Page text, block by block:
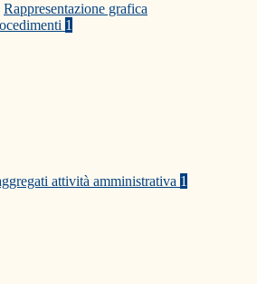
Rappresentazione grafica
1
attività amministrativa 1